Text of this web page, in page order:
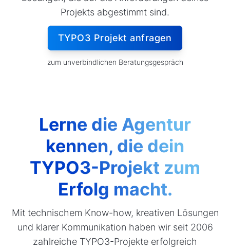
Projekts abgestimmt sind.
TYPO3 Projekt anfragen
zum unverbindlichen Beratungsgespräch
Lerne die Agentur
kennen, die dein
TYPO3-Projekt zum
Erfolg macht.
Mit technischem Know-how, kreativen Lösungen
und klarer Kommunikation haben wir seit 2006
zahlreiche TYPO3-Projekte erfolgreich